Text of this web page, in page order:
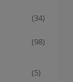
(34)
(98)
(5)